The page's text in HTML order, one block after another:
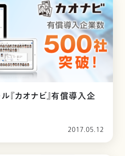
『カオナビ』有償導入企
2017.05.12